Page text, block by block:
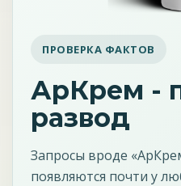
ПРОВЕРКА ФАКТОВ
АрКрем -
развод
Запросы вроде
появляются почти у